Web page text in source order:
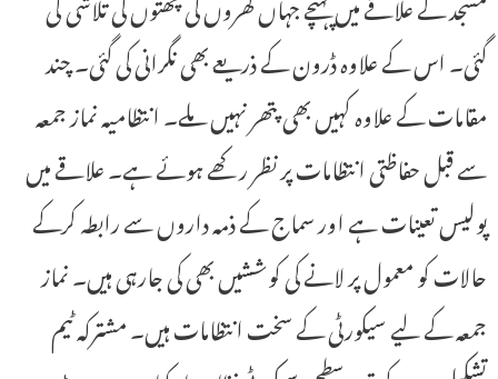
گئی۔ اس کے علاوہ ڈرون کے ذریعے بھی نگرانی کی گئی۔ چند
مقامات کے علاوہ کہیں بھی پتھر نہیں ملے۔ انتظامیہ نماز جمعہ
سے قبل حفاظتی انتظامات پر نظر رکھے ہوئے ہے۔ علاقے میں
پولیس تعینات ہے اور سماج کے ذمہ داروں سے رابطہ کرکے
حالات کو معمول پر لانے کی کوششیں بھی کی جارہی ہیں۔ نماز
جمعہ کے لیے سیکورٹی کے سخت انتظامات ہیں۔ مشترکہ ٹیم